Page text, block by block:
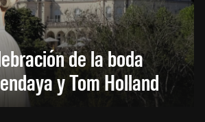
de la boda
y Tom Holland